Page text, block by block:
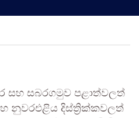
සහ සබරගමුව පළාත්වලත්
නුවරඑළිය දිස්ත්‍රික්කවලත්